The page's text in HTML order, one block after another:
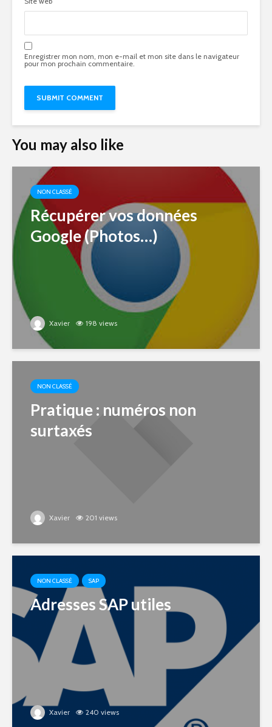
Enregistrer mon nom, mon e-mail et mon site dans le navigateur
pour mon prochain commentaire.
You may also like
NON CLASSÉ
Récupérer vos données
Google (Photos…)
Xavier 198 views
NON CLASSÉ
Pratique : numéros non
surtaxés
Xavier 201 views
NON CLASSÉ SAP
Adresses SAP utiles
Xavier 240 views